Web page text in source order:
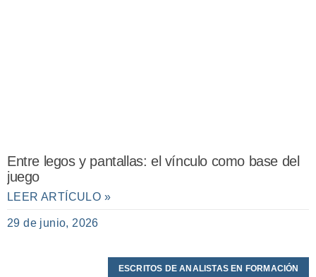
Entre legos y pantallas: el vínculo como base del
juego
LEER ARTÍCULO »
29 de junio, 2026
ESCRITOS DE ANALISTAS EN FORMACIÓN